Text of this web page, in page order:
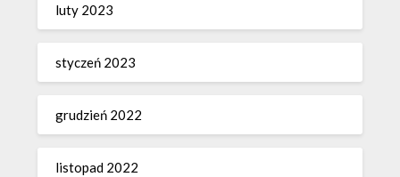
luty 2023
styczeń 2023
grudzień 2022
listopad 2022